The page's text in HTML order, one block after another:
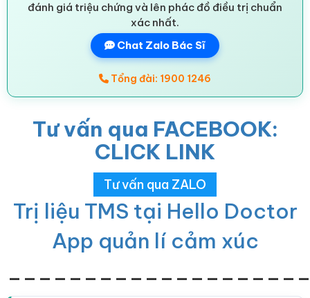
đánh giá triệu chứng và lên phác đồ điều trị chuẩn
xác nhất.
Chat Zalo Bác Sĩ
Tổng đài: 1900 1246
Tư vấn qua FACEBOOK:
CLICK LINK
Tư vấn qua ZALO
Trị liệu TMS tại Hello Doctor
App quản lí cảm xúc